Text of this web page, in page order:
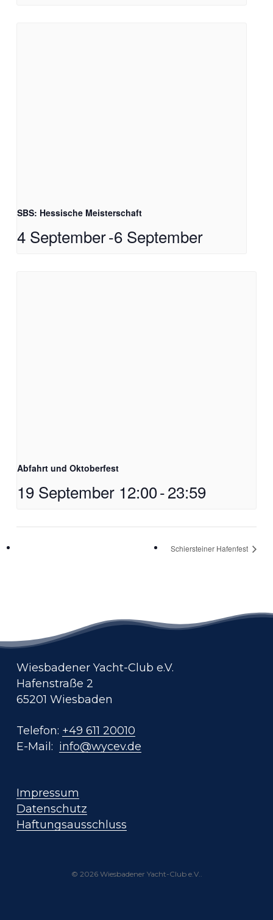
SBS: Hessische Meisterschaft
4 September-6 September
Abfahrt und Oktoberfest
19 September 12:00-23:59
Schiersteiner Hafenfest
Wiesbadener Yacht-Club e.V.
Hafenstraße 2
65201 Wiesbaden
Telefon: +49 611 20010
E-Mail: info@wycev.de
Impressum
Datenschutz
Haftungsausschluss
© 2026 Wiesbadener Yacht-Club e.V..